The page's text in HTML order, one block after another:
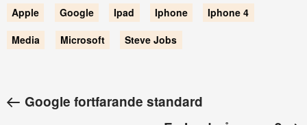
Apple Google Ipad Iphone
Iphone 4
Media
Microsoft Steve Jobs
Google fortfarande standard